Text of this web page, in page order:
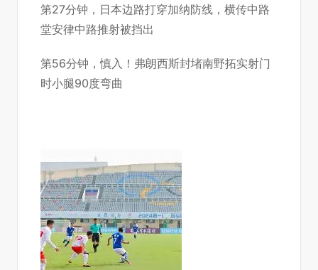
第27分钟，日本边路打穿加纳防线，横传中路
堂安律中路推射被挡出
第56分钟，慎入！弗朗西斯封堵南野拓实射门
时小腿90度弯曲